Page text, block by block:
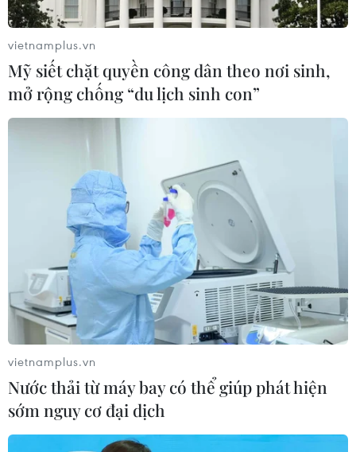
Chiếc đồng hồ vàng trên tàu Titanic được
bán với giá gần 1,5 triệu USD
28/04/2024 05:09
Nhà đấu giá Henry Aldridge & Son đã bán chiếc đồng
hồ trên cho một nhà sưu tập tư nhân ở Mỹ với số tiền
cao nhất từ trước đến nay đối với các kỷ vật liên quan
con tàu Titanic.
vietnamplus.vn
Mỹ siết chặt quyền công dân theo nơi sinh,
mở rộng chống “du lịch sinh con”
vietnamplus.vn
Nước thải từ máy bay có thể giúp phát hiện
sớm nguy cơ đại dịch